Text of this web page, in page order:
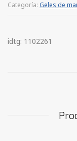
Categoría: Geles de
idtg: 1102261